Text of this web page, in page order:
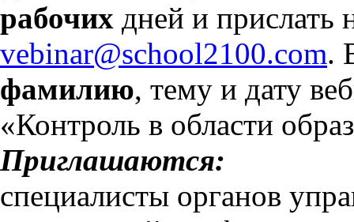
рабочих дней и прислать
vebinar@school2100.com.
фамилию, тему и дату
«Контроль в области
Приглашаются:
специалисты органов